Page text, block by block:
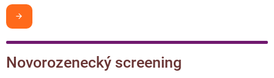
Novorozenecký screening